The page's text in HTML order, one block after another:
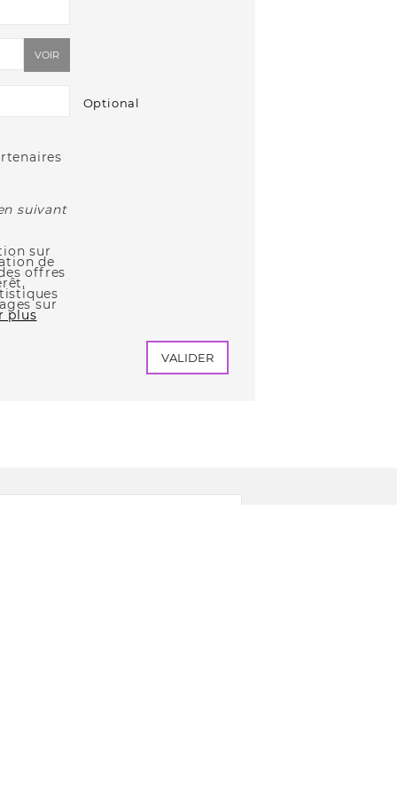
VOIR
Optional
suivant
sur
de
offres
sur
plus
VALIDER